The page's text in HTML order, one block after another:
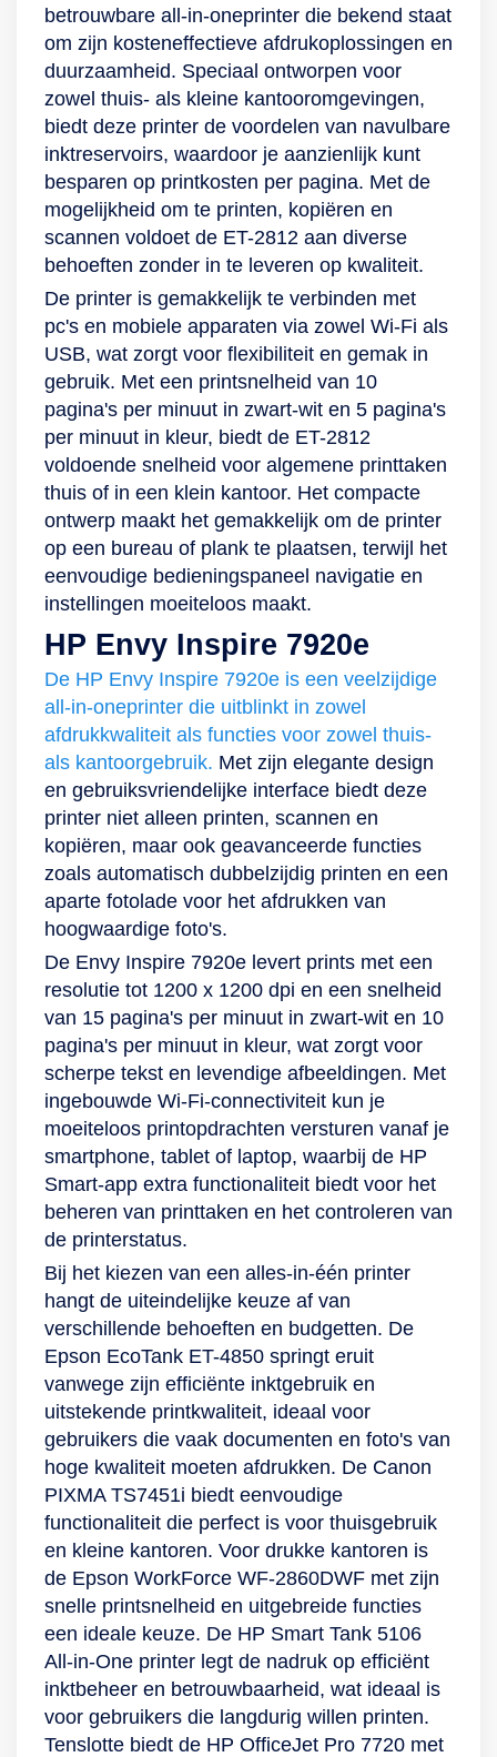
betrouwbare all-in-oneprinter die bekend staat
om zijn kosteneffectieve afdrukoplossingen en
duurzaamheid. Speciaal ontworpen voor
zowel thuis- als kleine kantooromgevingen,
biedt deze printer de voordelen van navulbare
inktreservoirs, waardoor je aanzienlijk kunt
besparen op printkosten per pagina. Met de
mogelijkheid om te printen, kopiëren en
scannen voldoet de ET-2812 aan diverse
behoeften zonder in te leveren op kwaliteit.
De printer is gemakkelijk te verbinden met
pc's en mobiele apparaten via zowel Wi-Fi als
USB, wat zorgt voor flexibiliteit en gemak in
gebruik. Met een printsnelheid van 10
pagina's per minuut in zwart-wit en 5 pagina's
per minuut in kleur, biedt de ET-2812
voldoende snelheid voor algemene printtaken
thuis of in een klein kantoor. Het compacte
ontwerp maakt het gemakkelijk om de printer
op een bureau of plank te plaatsen, terwijl het
eenvoudige bedieningspaneel navigatie en
instellingen moeiteloos maakt.
HP Envy Inspire 7920e
De HP Envy Inspire 7920e is een veelzijdige
all-in-oneprinter die uitblinkt in zowel
afdrukkwaliteit als functies voor zowel thuis-
als kantoorgebruik. Met zijn elegante design
en gebruiksvriendelijke interface biedt deze
printer niet alleen printen, scannen en
kopiëren, maar ook geavanceerde functies
zoals automatisch dubbelzijdig printen en een
aparte fotolade voor het afdrukken van
hoogwaardige foto's.
De Envy Inspire 7920e levert prints met een
resolutie tot 1200 x 1200 dpi en een snelheid
van 15 pagina's per minuut in zwart-wit en 10
pagina's per minuut in kleur, wat zorgt voor
scherpe tekst en levendige afbeeldingen. Met
ingebouwde Wi-Fi-connectiviteit kun je
moeiteloos printopdrachten versturen vanaf je
smartphone, tablet of laptop, waarbij de HP
Smart-app extra functionaliteit biedt voor het
beheren van printtaken en het controleren van
de printerstatus.
Bij het kiezen van een alles-in-één printer
hangt de uiteindelijke keuze af van
verschillende behoeften en budgetten. De
Epson EcoTank ET-4850 springt eruit
vanwege zijn efficiënte inktgebruik en
uitstekende printkwaliteit, ideaal voor
gebruikers die vaak documenten en foto's van
hoge kwaliteit moeten afdrukken. De Canon
PIXMA TS7451i biedt eenvoudige
functionaliteit die perfect is voor thuisgebruik
en kleine kantoren. Voor drukke kantoren is
de Epson WorkForce WF-2860DWF met zijn
snelle printsnelheid en uitgebreide functies
een ideale keuze. De HP Smart Tank 5106
All-in-One printer legt de nadruk op efficiënt
inktbeheer en betrouwbaarheid, wat ideaal is
voor gebruikers die langdurig willen printen.
Tenslotte biedt de HP OfficeJet Pro 7720 met